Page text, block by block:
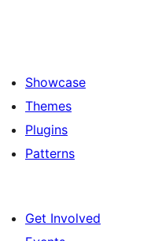
Showcase
Themes
Plugins
Patterns
Get Involved